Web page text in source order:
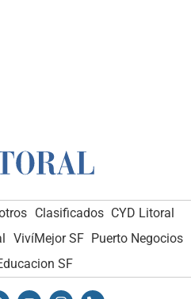
Clasificados CYD Litoral
VivíMejor SF Puerto Negocios
SF